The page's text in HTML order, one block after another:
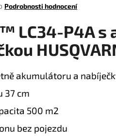
Podrobnosti hodnocení
LC34-P4A s
akumulátoru a
37 cm
500 m2
bez pojezdu